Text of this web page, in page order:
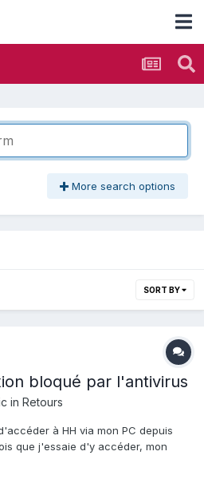
More search options
SORT BY
bloqué par l'antivirus
in Retours
à HH via mon PC depuis
que j'essaie d'y accéder, mon
(j'ai mis une capture d'écran en